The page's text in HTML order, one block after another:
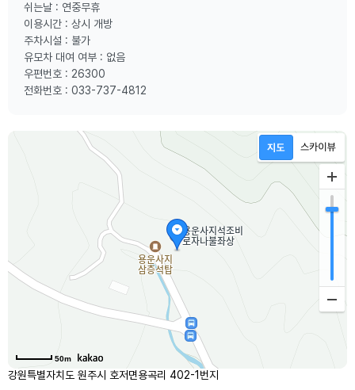
쉬는날 : 연중무휴
이용시간 : 상시 개방
주차시설 : 불가
유모차 대여 여부 : 없음
우편번호 : 26300
전화번호 : 033-737-4812
50m
강원특별자치도 원주시 호저면용곡리 402-1번지